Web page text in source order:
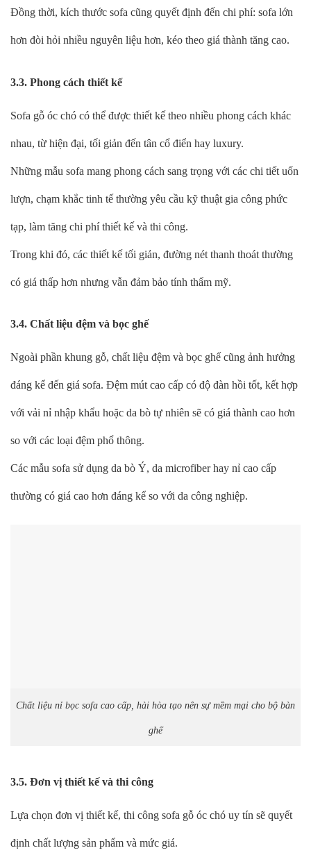
Đồng thời, kích thước sofa cũng quyết định đến chi phí: sofa lớn
hơn đòi hỏi nhiều nguyên liệu hơn, kéo theo giá thành tăng cao.
3.3. Phong cách thiết kế
Sofa gỗ óc chó có thể được thiết kế theo nhiều phong cách khác
nhau, từ hiện đại, tối giản đến tân cổ điển hay luxury.
Những mẫu sofa mang phong cách sang trọng với các chi tiết uốn
lượn, chạm khắc tinh tế thường yêu cầu kỹ thuật gia công phức
tạp, làm tăng chi phí thiết kế và thi công.
Trong khi đó, các thiết kế tối giản, đường nét thanh thoát thường
có giá thấp hơn nhưng vẫn đảm bảo tính thẩm mỹ.
3.4. Chất liệu đệm và bọc ghế
Ngoài phần khung gỗ, chất liệu đệm và bọc ghế cũng ảnh hưởng
đáng kể đến giá sofa. Đệm mút cao cấp có độ đàn hồi tốt, kết hợp
với vải nỉ nhập khẩu hoặc da bò tự nhiên sẽ có giá thành cao hơn
so với các loại đệm phổ thông.
Các mẫu sofa sử dụng da bò Ý, da microfiber hay nỉ cao cấp
thường có giá cao hơn đáng kể so với da công nghiệp.
Chất liệu nỉ bọc sofa cao cấp, hài hòa tạo nên sự mềm mại cho bộ bàn
ghế
3.5. Đơn vị thiết kế và thi công
Lựa chọn đơn vị thiết kế, thi công sofa gỗ óc chó uy tín sẽ quyết
định chất lượng sản phẩm và mức giá.